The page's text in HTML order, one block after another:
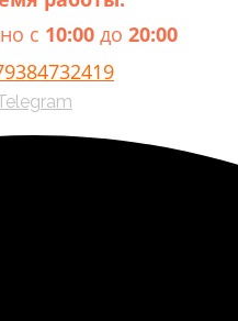
с 10:00 до 20:00